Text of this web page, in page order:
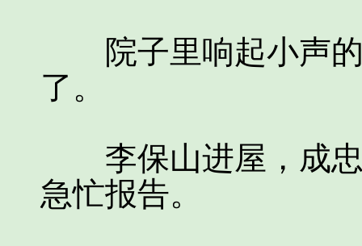
院子里响起小声的
了。
李保山进屋，成忠
急忙报告。